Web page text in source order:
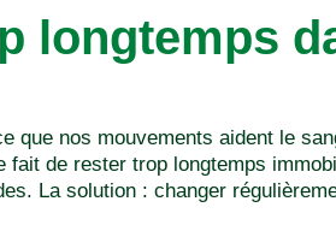
longtemps
que nos mouvements aident le
de rester trop longtemps
La solution : changer